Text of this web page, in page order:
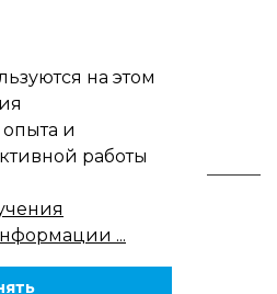
на этом
опыта и
работы
...
права защищены
файлов cookie
персональных данных